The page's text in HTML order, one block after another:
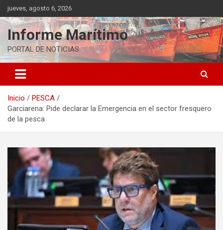
Saltar
al
contenido
jueves, agosto 6, 2026
Informe Marítimo
PORTAL DE NOTICIAS
Inicio
PESCA
Garciarena: Pide declarar la Emergencia en el sector fresquero
de la pesca